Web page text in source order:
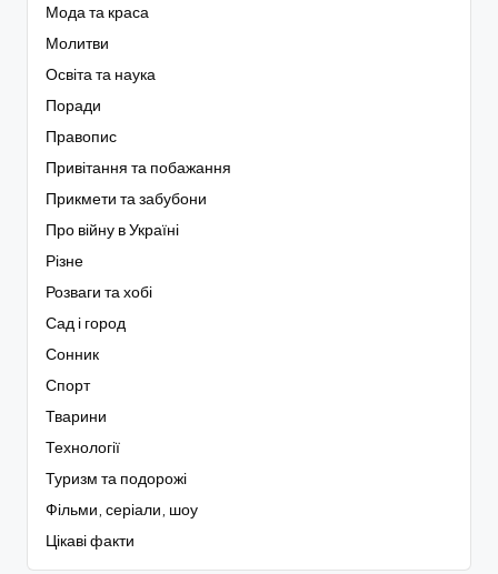
Мода та краса
Молитви
Освіта та наука
Поради
Правопис
Привітання та побажання
Прикмети та забубони
Про війну в Україні
Різне
Розваги та хобі
Сад і город
Сонник
Спорт
Тварини
Технології
Туризм та подорожі
Фільми, серіали, шоу
Цікаві факти